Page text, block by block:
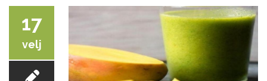
YOGA I TRENINZI
17
velj